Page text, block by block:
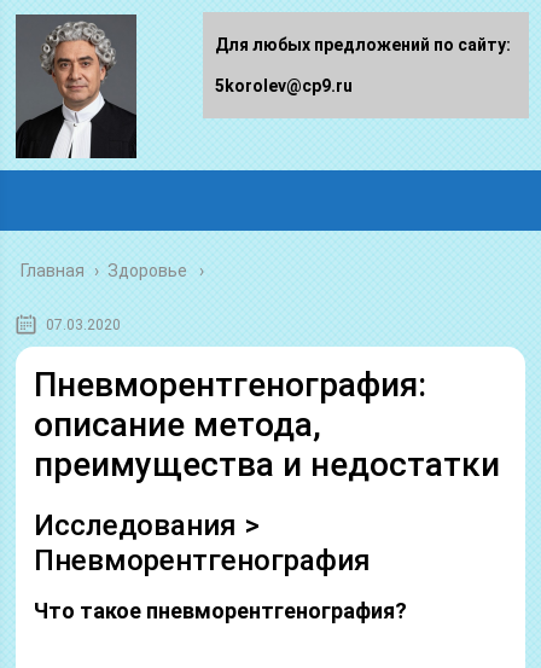
Главная › Здоровье
07.03.2020
Пневморентгенография:
описание метода,
преимущества и недостатки
Исследования >
Пневморентгенография
Что такое пневморентгенография?
Для любых предложений по сайту:
5korolev@cp9.ru